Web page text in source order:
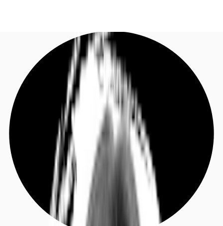
Investieren
Marktinformationen
Mehrwert
Coworking
Ihre Ansprechpartner
Favoriten
Jetzt anrufen Kontaktieren Sie uns